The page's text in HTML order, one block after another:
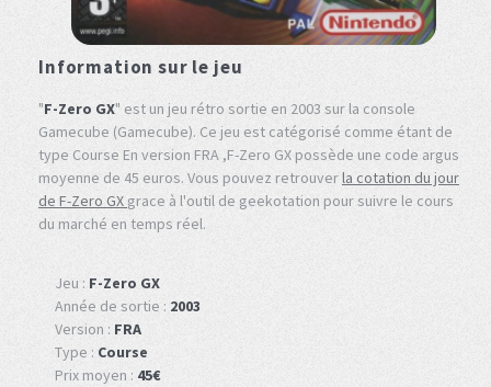
Information sur le jeu
"F-Zero GX" est un jeu rétro sortie en 2003 sur la console
Gamecube (Gamecube). Ce jeu est catégorisé comme étant de
type Course En version FRA ,F-Zero GX possède une code argus
moyenne de 45 euros. Vous pouvez retrouverla cotation du jour
de F-Zero GX grace à l'outil de geekotation pour suivre le cours
du marché en temps réel.
Jeu : F-Zero GX
Année de sortie : 2003
Version : FRA
Type : Course
Prix moyen : 45€